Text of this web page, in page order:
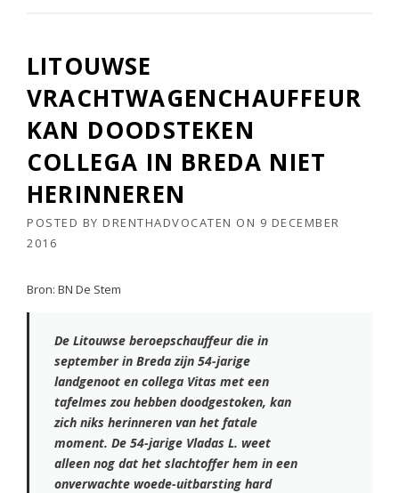
LITOUWSE
VRACHTWAGENCHAUFFEUR
KAN DOODSTEKEN
COLLEGA IN BREDA NIET
HERINNEREN
POSTED BY DRENTHADVOCATEN ON 9 DECEMBER
2016
Bron: BN De Stem
De Litouwse beroepschauffeur die in
september in Breda zijn 54-jarige
landgenoot en collega Vitas met een
tafelmes zou hebben doodgestoken, kan
zich niks herinneren van het fatale
moment. De 54-jarige Vladas L. weet
alleen nog dat het slachtoffer hem in een
onverwachte woede-uitbarsting hard